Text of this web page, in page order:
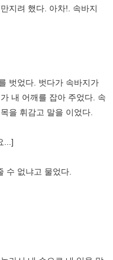
지려 했다. 아차!. 속바지
벗었다. 벗다가 속바지가
내 어깨를 잡아 주었다. 속
을 휘감고 말을 이었다.
...]
수 없냐고 물었다.